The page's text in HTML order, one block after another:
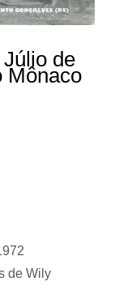
de
Mônaco
de Wily